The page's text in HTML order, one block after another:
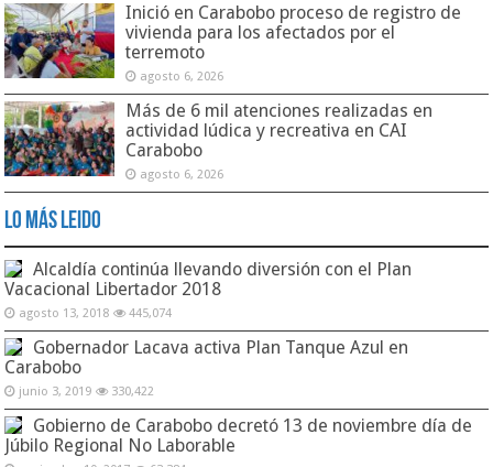
Inició en Carabobo proceso de registro de
vivienda para los afectados por el
terremoto
agosto 6, 2026
Más de 6 mil atenciones realizadas en
actividad lúdica y recreativa en CAI
Carabobo
agosto 6, 2026
Lo Más Leido
Alcaldía continúa llevando diversión con el Plan
Vacacional Libertador 2018
agosto 13, 2018 445,074
Gobernador Lacava activa Plan Tanque Azul en
Carabobo
junio 3, 2019 330,422
Gobierno de Carabobo decretó 13 de noviembre día de
Júbilo Regional No Laborable